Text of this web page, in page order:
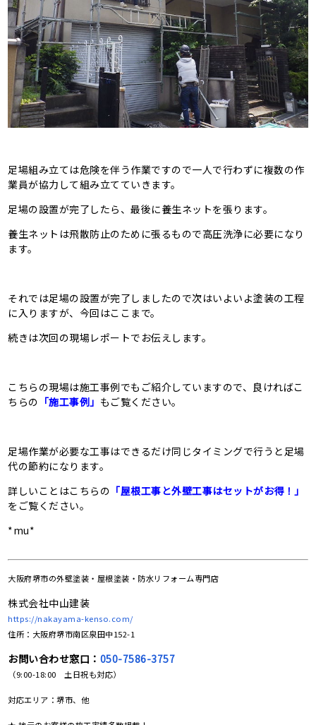
足場組み立ては危険を伴う作業ですので一人で行わずに複数の作
業員が協力して組み立てていきます。
足場の設置が完了したら、最後に養生ネットを張ります。
養生ネットは飛散防止のために張るもので高圧洗浄に必要になり
ます。
それでは足場の設置が完了しましたので次はいよいよ塗装の工程
に入りますが、今回はここまで。
続きは次回の現場レポートでお伝えします。
こちらの現場は施工事例でもご紹介していますので、良ければこ
ちらの 「施工事例」 も ご覧ください。
足場作業が必要な工事はできるだけ同じタイミングで行うと足場
代の節約になります。
詳しいことはこちらの 「屋根工事と外壁工事はセットがお得！」
をご覧ください。
*mu*
大阪府堺市の外壁塗装・屋根塗装・防水リフォーム専門店
株式会社中山建装
https://nakayama-kenso.com/
住所：大阪府堺市南区泉田中152-1
お問い合わせ窓口： 050-7586-3757
（9:00-18:00 土日祝も対応）
対応エリア：堺市、他